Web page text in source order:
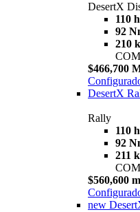
DesertX
110
92
210
$466,700
DesertX
Rally
110
92
211
$560,600
new